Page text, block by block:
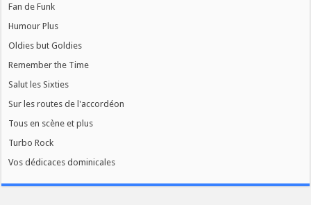
Fan de Funk
Humour Plus
Oldies but Goldies
Remember the Time
Salut les Sixties
Sur les routes de l'accordéon
Tous en scène et plus
Turbo Rock
Vos dédicaces dominicales